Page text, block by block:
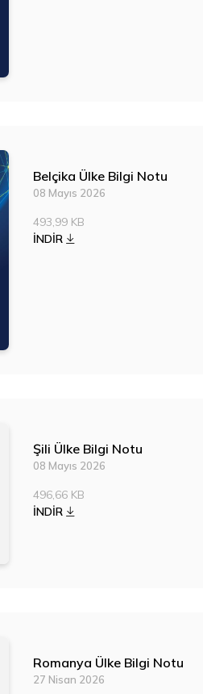
Belçika Ülke Bilgi Notu
08 Mayıs 2026
493,99 KB
İNDİR
Şili Ülke Bilgi Notu
08 Mayıs 2026
496,66 KB
İNDİR
Romanya Ülke Bilgi Notu
27 Nisan 2026